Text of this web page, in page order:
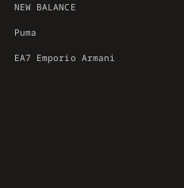
NEW BALANCE
Puma
EA7 Emporio Armani